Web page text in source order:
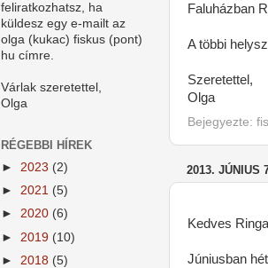
Faluházban
A többi
Szeretettel,
Olga
Bejegyezte:
2013. JÚNIUS
Kedves
Júniusban
feliratkozhatsz, ha
küldesz egy e-mailt az
olga (kukac) fiskus (pont)
hu címre.
Várlak szeretettel,
Olga
RÉGEBBI HÍREK
► 2023 (2)
► 2021 (5)
► 2020 (6)
► 2019 (10)
► 2018 (5)